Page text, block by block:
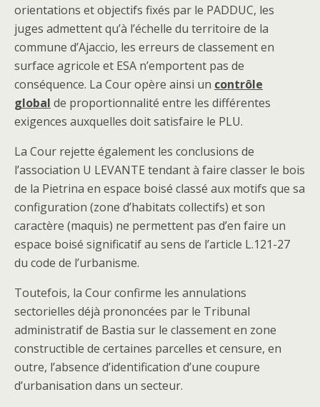
orientations et objectifs fixés par le PADDUC, les
juges admettent qu’à l’échelle du territoire de la
commune d’Ajaccio, les erreurs de classement en
surface agricole et ESA n’emportent pas de
conséquence. La Cour opère ainsi un contrôle
global de proportionnalité entre les différentes
exigences auxquelles doit satisfaire le PLU.
La Cour rejette également les conclusions de
l’association U LEVANTE tendant à faire classer le bois
de la Pietrina en espace boisé classé aux motifs que sa
configuration (zone d’habitats collectifs) et son
caractère (maquis) ne permettent pas d’en faire un
espace boisé significatif au sens de l’article L.121-27
du code de l’urbanisme.
Toutefois, la Cour confirme les annulations
sectorielles déjà prononcées par le Tribunal
administratif de Bastia sur le classement en zone
constructible de certaines parcelles et censure, en
outre, l’absence d’identification d’une coupure
d’urbanisation dans un secteur.